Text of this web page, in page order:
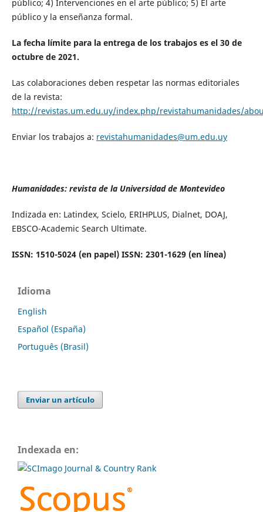
público; 4) Intervenciones en el arte público; 5) El arte
público y la enseñanza formal.
La fecha límite para la entrega de los trabajos es el 30 de
octubre de 2021.
Las colaboraciones deben respetar las normas editoriales
de la revista:
http://revistas.um.edu.uy/index.php/revistahumanidades/
Enviar los trabajos a: revistahumanidades@um.edu.uy
Humanidades: revista de la Universidad de Montevideo
Indizada en: Latindex, Scielo, ERIHPLUS, Dialnet, DOAJ,
EBSCO-Academic Search Ultimate.
ISSN: 1510-5024 (en papel) ISSN: 2301-1629 (en línea)
Idioma
English
Español (España)
Português (Brasil)
Enviar un artículo
Indexada en: